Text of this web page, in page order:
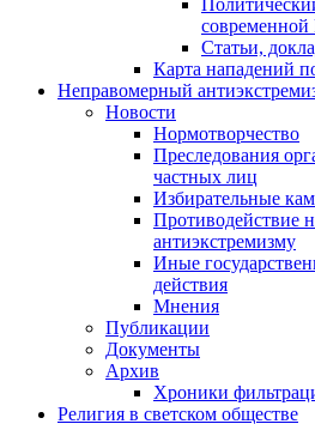
современной
Статьи,
Карта нападений
Неправомерный
Новости
Нормотворчество
Преследования
частных лиц
Избирательные
Противодействие
антиэкстремизму
Иные
действия
Мнения
Публикации
Документы
Архив
Хроники
Религия в светском обществе